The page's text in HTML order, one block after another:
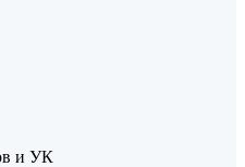
и УК